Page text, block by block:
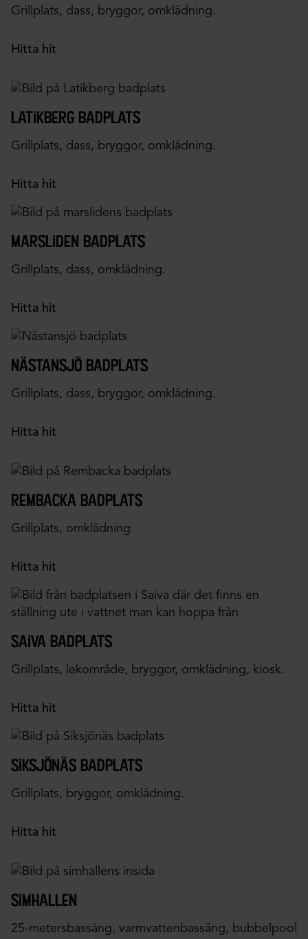
Grillplats, dass, bryggor, omklädning.
Hitta hit
latikberg badplats
Grillplats, dass, bryggor, omklädning.
Hitta hit
marsliden badplats
Grillplats, dass, omklädning.
Hitta hit
nästansjö badplats
Grillplats, dass, bryggor, omklädning.
Hitta hit
rembacka badplats
Grillplats, omklädning.
Hitta hit
saiva badplats
Grillplats, lekområde, bryggor, omklädning, kiosk.
Hitta hit
siksjönäs badplats
Grillplats, bryggor, omklädning.
Hitta hit
simhallen
25-metersbassäng, varmvattenbassäng, bubbelpool